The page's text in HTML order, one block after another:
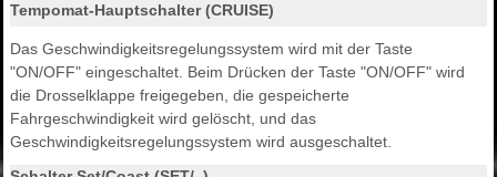
Tempomat-Hauptschalter (CRUISE)
Das Geschwindigkeitsregelungssystem wird mit der Taste
"ON/OFF" eingeschaltet. Beim Drücken der Taste "ON/OFF" wird
die Drosselklappe freigegeben, die gespeicherte
Fahrgeschwindigkeit wird gelöscht, und das
Geschwindigkeitsregelungssystem wird ausgeschaltet.